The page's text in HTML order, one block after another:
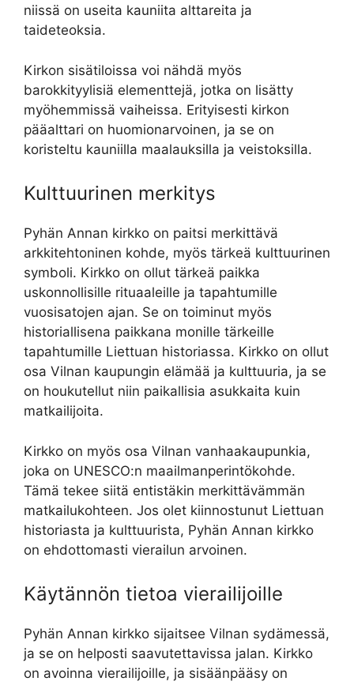
niissä on useita kauniita alttareita ja
taideteoksia.
Kirkon sisätiloissa voi nähdä myös
barokkityylisiä elementtejä, jotka on lisätty
myöhemmissä vaiheissa. Erityisesti kirkon
pääalttari on huomionarvoinen, ja se on
koristeltu kauniilla maalauksilla ja veistoksilla.
Kulttuurinen merkitys
Pyhän Annan kirkko on paitsi merkittävä
arkkitehtoninen kohde, myös tärkeä kulttuurinen
symboli. Kirkko on ollut tärkeä paikka
uskonnollisille rituaaleille ja tapahtumille
vuosisatojen ajan. Se on toiminut myös
historiallisena paikkana monille tärkeille
tapahtumille Liettuan historiassa. Kirkko on ollut
osa Vilnan kaupungin elämää ja kulttuuria, ja se
on houkutellut niin paikallisia asukkaita kuin
matkailijoita.
Kirkko on myös osa Vilnan vanhaakaupunkia,
joka on UNESCO:n maailmanperintökohde.
Tämä tekee siitä entistäkin merkittävämmän
matkailukohteen. Jos olet kiinnostunut Liettuan
historiasta ja kulttuurista, Pyhän Annan kirkko
on ehdottomasti vierailun arvoinen.
Käytännön tietoa vierailijoille
Pyhän Annan kirkko sijaitsee Vilnan sydämessä,
ja se on helposti saavutettavissa jalan. Kirkko
on avoinna vierailijoille, ja sisäänpääsy on